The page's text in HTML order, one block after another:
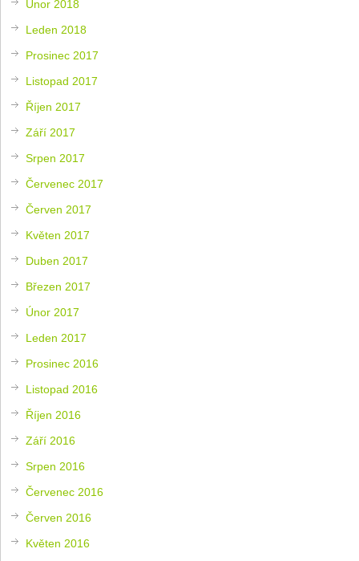
Únor 2018
Leden 2018
Prosinec 2017
Listopad 2017
Říjen 2017
Září 2017
Srpen 2017
Červenec 2017
Červen 2017
Květen 2017
Duben 2017
Březen 2017
Únor 2017
Leden 2017
Prosinec 2016
Listopad 2016
Říjen 2016
Září 2016
Srpen 2016
Červenec 2016
Červen 2016
Květen 2016